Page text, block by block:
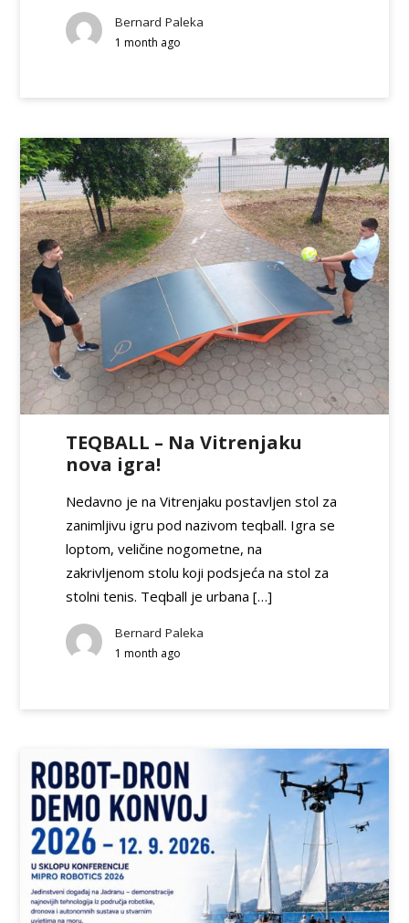
Bernard Paleka
1 month ago
TEQBALL – Na Vitrenjaku
nova igra!
Nedavno je na Vitrenjaku postavljen stol za
zanimljivu igru pod nazivom teqball. Igra se
loptom, veličine nogometne, na
zakrivljenom stolu koji podsjeća na stol za
stolni tenis. Teqball je urbana […]
Bernard Paleka
1 month ago